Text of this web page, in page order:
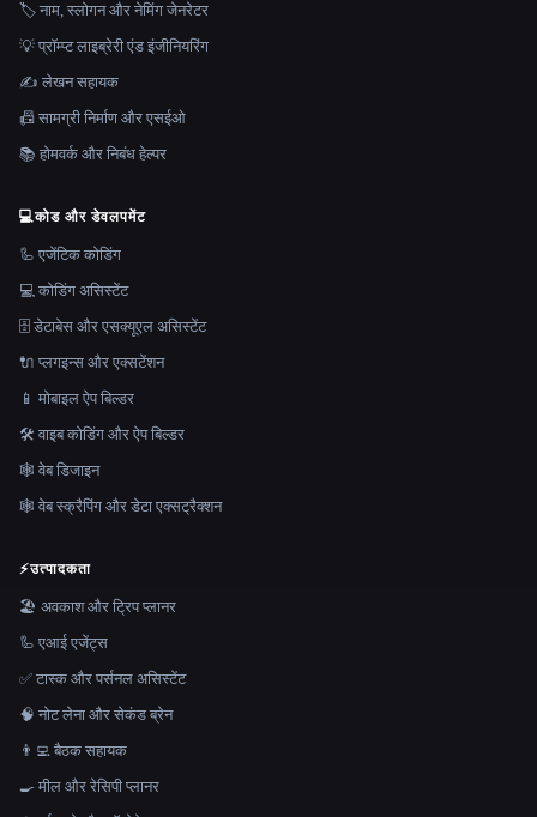
🏷️ नाम, स्लोगन और नेमिंग जेनरेटर
💡 प्रॉम्प्ट लाइब्रेरी एंड इंजीनियरिंग
✍️ लेखन सहायक
📠 सामग्री निर्माण और एसईओ
📚 होमवर्क और निबंध हेल्पर
💻कोड और डेवलपमेंट
🦾 एजेंटिक कोडिंग
💻 कोडिंग असिस्टेंट
🗄️ डेटाबेस और एसक्यूएल असिस्टेंट
🔌 प्लगइन्स और एक्सटेंशन
📱 मोबाइल ऐप बिल्डर
🛠️ वाइब कोडिंग और ऐप बिल्डर
🕸 वेब डिजाइन
🕸️ वेब स्क्रैपिंग और डेटा एक्सट्रैक्शन
⚡उत्पादकता
🏖 अवकाश और ट्रिप प्लानर
🦾 एआई एजेंट्स
✅ टास्क और पर्सनल असिस्टेंट
🧠 नोट लेना और सेकंड ब्रेन
👨‍💻 बैठक सहायक
🍳 मील और रेसिपी प्लानर